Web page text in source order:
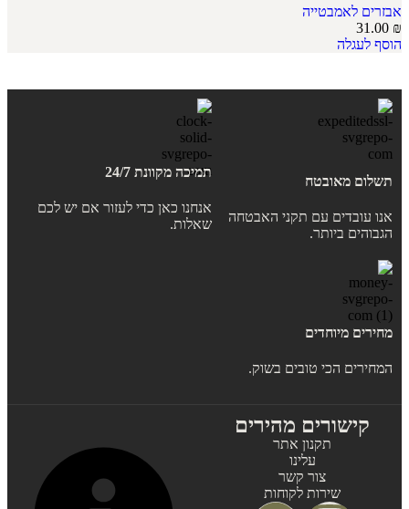
אבזרים לאמבטייה
31.00 ₪
הוסף לעגלה
תשלום מאובטח
אנו עובדים עם תקני האבטחה
הגבוהים ביותר.
תמיכה מקוונת 24/7
אנחנו כאן כדי לעזור אם יש לכם
שאלות.
מחירים מיוחדים
המחירים הכי טובים בשוק.
קישורים מהירים
תקנון אתר
עלינו
צור קשר
שירות לקוחות